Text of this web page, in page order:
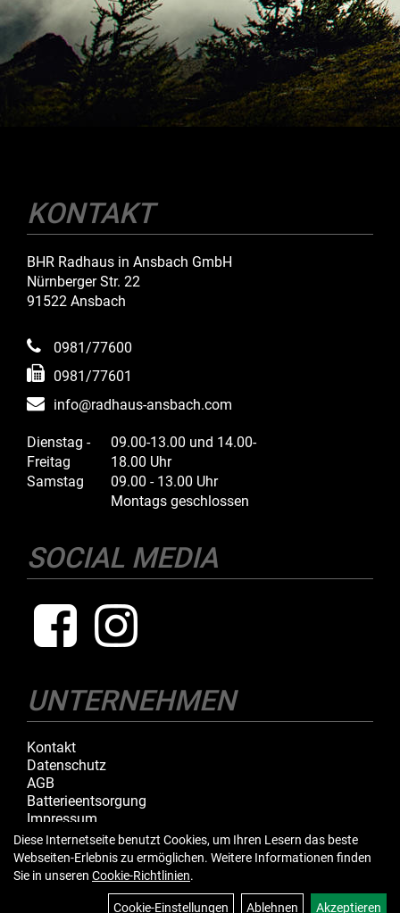
KONTAKT
BHR Radhaus in Ansbach GmbH
Nürnberger Str. 22
91522 Ansbach
0981/77600
0981/77601
info@radhaus-ansbach.com
Dienstag -
Freitag
09.00-13.00 und 14.00-
18.00 Uhr
Samstag
09.00 - 13.00 Uhr
Montags geschlossen
SOCIAL MEDIA
UNTERNEHMEN
Kontakt
Datenschutz
AGB
Batterieentsorgung
Impressum
IHR EINKAUF
Diese Internetseite benutzt Cookies, um Ihren Lesern das beste
Webseiten-Erlebnis zu ermöglichen. Weitere Informationen finden
Sie in unseren Cookie-Richtlinien.
Cookie-Einstellungen Ablehnen Akzeptieren